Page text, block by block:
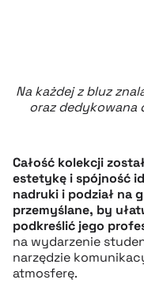
Na każdej z bluz
oraz dedykowana
Całość kolekcji
estetykę i spójność
nadruki i podział na
przemyślane, by
podkreślić jego
na wydarzenie
narzędzie
atmosferę.